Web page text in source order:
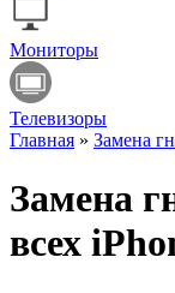
Мониторы
Телевизоры
Главная » Замена
Замена
всех